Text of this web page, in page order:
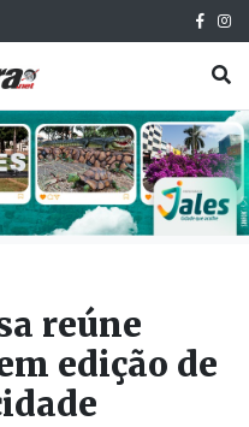
reúne
edição de